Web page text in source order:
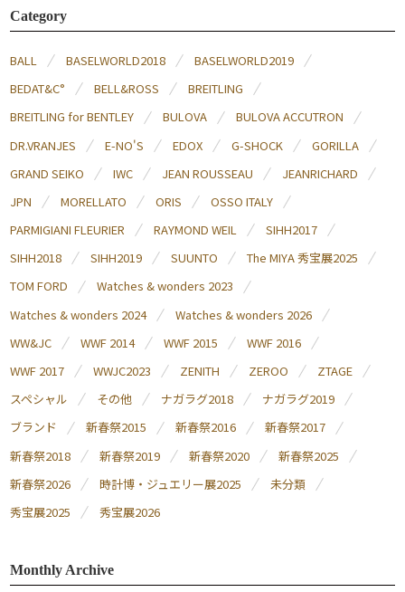
Category
BALL BASELWORLD2018
BASELWORLD2019
BEDAT&C°
BELL&ROSS
BREITLING
BREITLING for BENTLEY
BULOVA
BULOVA ACCUTRON
DR.VRANJES
E-NO'S EDOX G-SHOCK
GORILLA
GRAND SEIKO
IWC JEAN ROUSSEAU
JEANRICHARD
JPN
MORELLATO ORIS
OSSO ITALY
PARMIGIANI FLEURIER
RAYMOND WEIL
SIHH2017
SIHH2018
SIHH2019 SUUNTO
The MIYA 秀宝展2025
TOM FORD
Watches & wonders 2023
Watches & wonders 2024
Watches & wonders 2026
WW&JC
WWF 2014 WWF 2015
WWF 2016
WWF 2017
WWJC2023 ZENITH ZEROO
ZTAGE
スペシャル
その他 ナガラグ2018
ナガラグ2019
ブランド
新春祭2015 新春祭2016
新春祭2017
新春祭2018
新春祭2019 新春祭2020
新春祭2025
新春祭2026
時計博・ジュエリー展2025
未分類
秀宝展2025
秀宝展2026
Monthly Archive